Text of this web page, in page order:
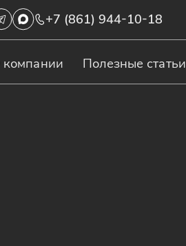
+7 (861) 944-10-18
Полезные статьи